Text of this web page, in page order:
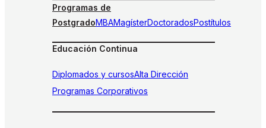
Programas de
PostgradoMBAMagísterDoctoradosPostítulos
Educación Continua
Diplomados y cursosAlta Dirección
Programas Corporativos